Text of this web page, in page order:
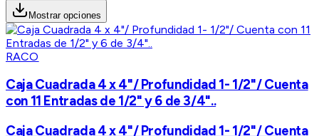
Mostrar opciones
RACO
Caja Cuadrada 4 x 4"/ Profundidad 1- 1/2"/ Cuenta
con 11 Entradas de 1/2" y 6 de 3/4"..
Caja Cuadrada 4 x 4"/ Profundidad 1- 1/2"/ Cuenta